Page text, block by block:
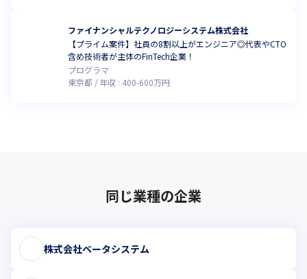
ファイナンシャルテクノロジーシステム株式会社
【プライム案件】社員の8割以上がエンジニア◎代表やCTO
含め技術者が主体のFinTech企業！
プログラマ
東京都
年収 : 400-600万円
同じ業種の企業
株式会社ベータシステム